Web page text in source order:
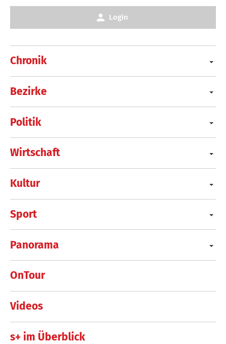
Chronik
Bezirke
Politik
Wirtschaft
Kultur
Sport
Panorama
OnTour
Videos
s+ im Überblick
Login